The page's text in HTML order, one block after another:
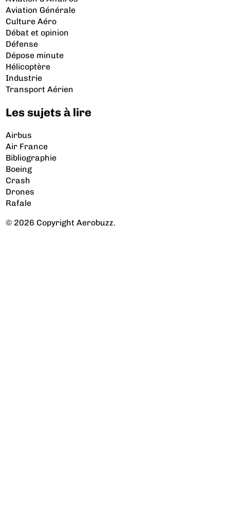
Aviation Générale
Culture Aéro
Débat et opinion
Défense
Dépose minute
Hélicoptère
Industrie
Transport Aérien
Les sujets à lire
Airbus
Air France
Bibliographie
Boeing
Crash
Drones
Rafale
© 2026 Copyright Aerobuzz.